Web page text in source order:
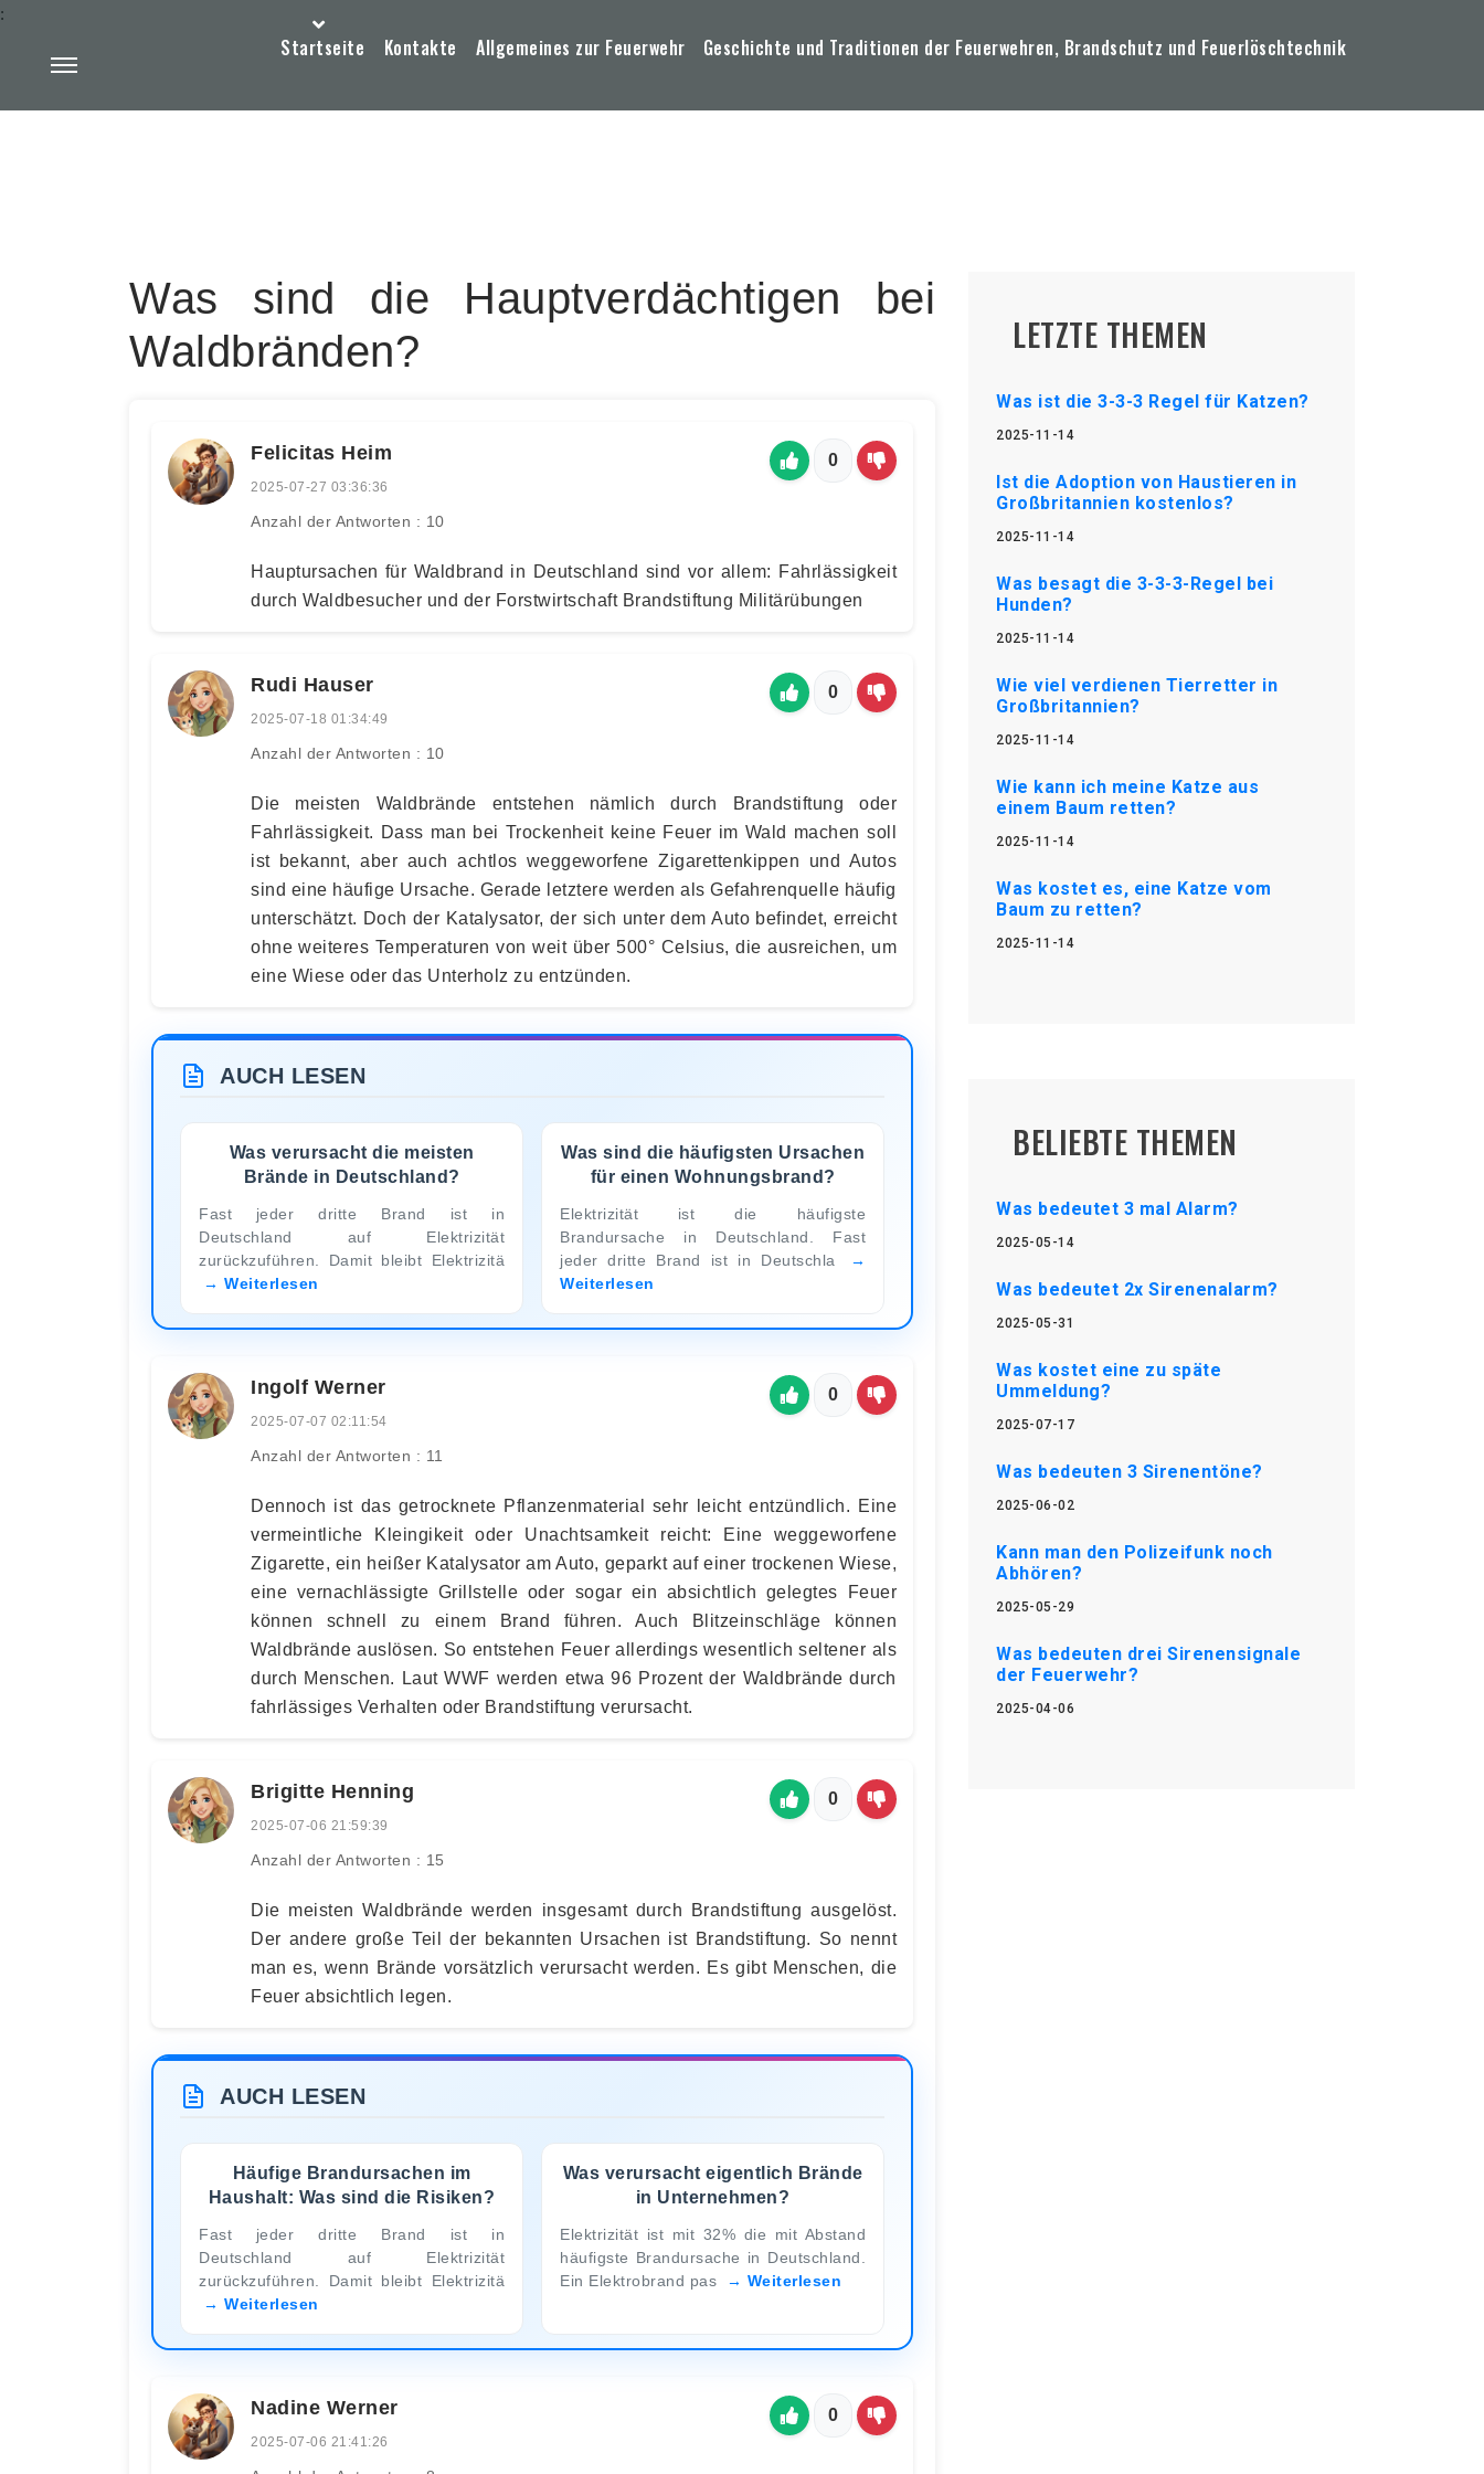
Startseite Kontakte Allgemeines zur Feuerwehr Geschichte und Traditionen der Feuerwehren, Brandschutz und Feuerlöschtechnik
:
Was sind die Hauptverdächtigen bei
Waldbränden?
Felicitas Heim
2025-07-27 03:36:36
Anzahl der Antworten : 10
0
Hauptursachen für Waldbrand in Deutschland sind vor allem: Fahrlässigkeit
durch Waldbesucher und der Forstwirtschaft Brandstiftung Militärübungen
Rudi Hauser
2025-07-18 01:34:49
Anzahl der Antworten : 10
0
Die meisten Waldbrände entstehen nämlich durch Brandstiftung oder
Fahrlässigkeit. Dass man bei Trockenheit keine Feuer im Wald machen soll
ist bekannt, aber auch achtlos weggeworfene Zigarettenkippen und Autos
sind eine häufige Ursache. Gerade letztere werden als Gefahrenquelle häufig
unterschätzt. Doch der Katalysator, der sich unter dem Auto befindet, erreicht
ohne weiteres Temperaturen von weit über 500° Celsius, die ausreichen, um
eine Wiese oder das Unterholz zu entzünden.
AUCH LESEN
Was verursacht die meisten
Brände in Deutschland?
Fast jeder dritte Brand ist in
Deutschland auf Elektrizität
zurückzuführen. Damit bleibt Elektrizitä
Weiterlesen
Was sind die häufigsten Ursachen
für einen Wohnungsbrand?
Elektrizität ist die häufigste
Brandursache in Deutschland. Fast
jeder dritte Brand ist in Deutschla
Weiterlesen
Ingolf Werner
2025-07-07 02:11:54
Anzahl der Antworten : 11
0
Dennoch ist das getrocknete Pflanzenmaterial sehr leicht entzündlich. Eine
vermeintliche Kleingikeit oder Unachtsamkeit reicht: Eine weggeworfene
Zigarette, ein heißer Katalysator am Auto, geparkt auf einer trockenen Wiese,
eine vernachlässigte Grillstelle oder sogar ein absichtlich gelegtes Feuer
können schnell zu einem Brand führen. Auch Blitzeinschläge können
Waldbrände auslösen. So entstehen Feuer allerdings wesentlich seltener als
durch Menschen. Laut WWF werden etwa 96 Prozent der Waldbrände durch
fahrlässiges Verhalten oder Brandstiftung verursacht.
Brigitte Henning
2025-07-06 21:59:39
Anzahl der Antworten : 15
0
Die meisten Waldbrände werden insgesamt durch Brandstiftung ausgelöst.
Der andere große Teil der bekannten Ursachen ist Brandstiftung. So nennt
man es, wenn Brände vorsätzlich verursacht werden. Es gibt Menschen, die
Feuer absichtlich legen.
AUCH LESEN
Häufige Brandursachen im
Haushalt: Was sind die Risiken?
Fast jeder dritte Brand ist in
Deutschland auf Elektrizität
zurückzuführen. Damit bleibt Elektrizitä
Weiterlesen
Was verursacht eigentlich Brände
in Unternehmen?
Elektrizität ist mit 32% die mit Abstand
häufigste Brandursache in Deutschland.
Ein Elektrobrand pas
Weiterlesen
Nadine Werner
2025-07-06 21:41:26
0
LETZTE THEMEN
Was ist die 3-3-3 Regel für Katzen?
2025-11-14
Ist die Adoption von Haustieren in
Großbritannien kostenlos?
2025-11-14
Was besagt die 3-3-3-Regel bei
Hunden?
2025-11-14
Wie viel verdienen Tierretter in
Großbritannien?
2025-11-14
Wie kann ich meine Katze aus
einem Baum retten?
2025-11-14
Was kostet es, eine Katze vom
Baum zu retten?
2025-11-14
BELIEBTE THEMEN
Was bedeutet 3 mal Alarm?
2025-05-14
Was bedeutet 2x Sirenenalarm?
2025-05-31
Was kostet eine zu späte
Ummeldung?
2025-07-17
Was bedeuten 3 Sirenentöne?
2025-06-02
Kann man den Polizeifunk noch
Abhören?
2025-05-29
Was bedeuten drei Sirenensignale
der Feuerwehr?
2025-04-06